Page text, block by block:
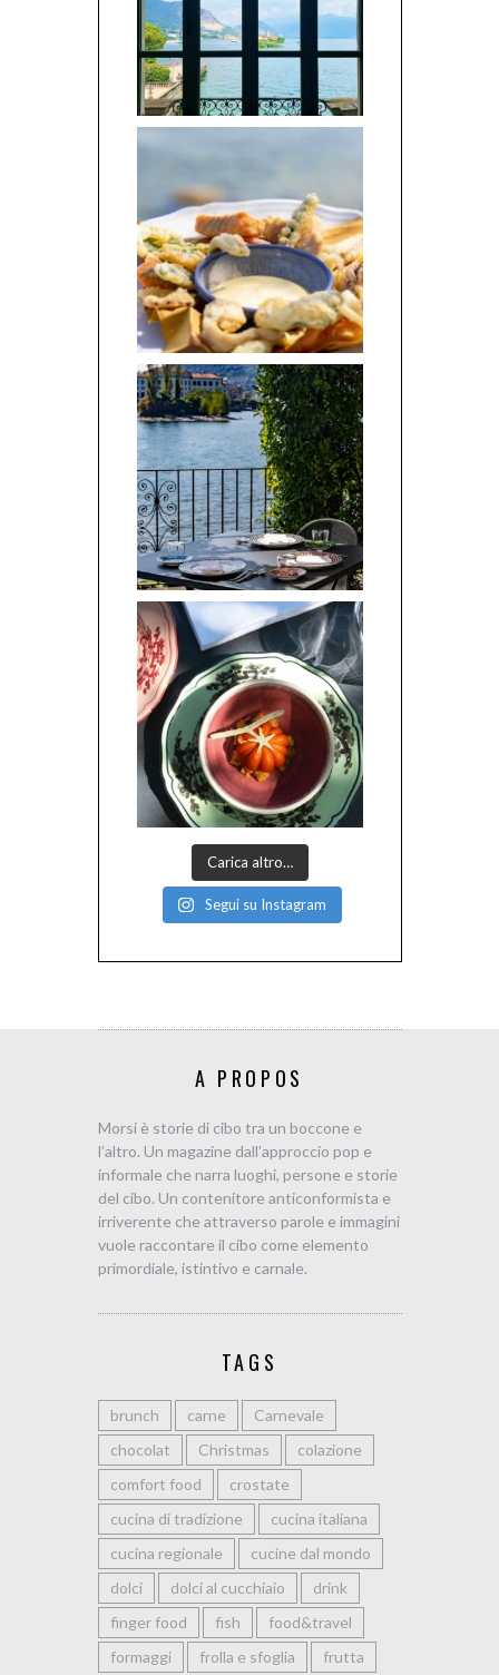
Carica altro…
Segui su Instagram
A PROPOS
Morsi è storie di cibo tra un boccone e
l’altro. Un magazine dall’approccio pop e
informale che narra luoghi, persone e storie
del cibo. Un contenitore anticonformista e
irriverente che attraverso parole e immagini
vuole raccontare il cibo come elemento
primordiale, istintivo e carnale.
TAGS
brunch carne
Carnevale
chocolat
Christmas
colazione
comfort food
crostate
cucina di tradizione
cucina italiana
cucina regionale
cucine dal mondo
dolci
dolci al cucchiaio
drink
finger food
fish
food&travel
formaggi
frolla e sfoglia frutta